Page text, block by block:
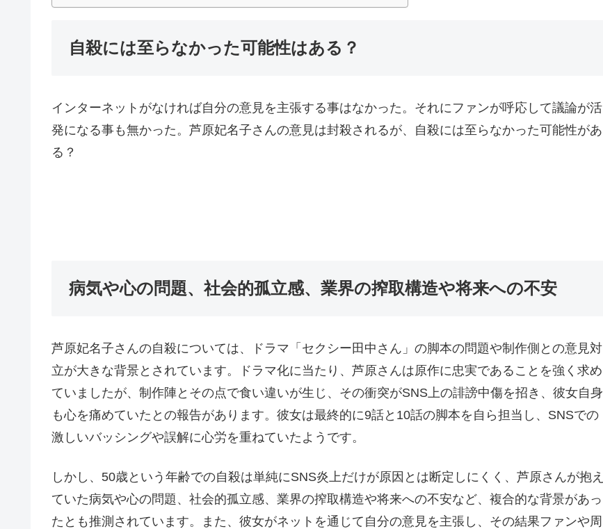
自殺には至らなかった可能性はある？
インターネットがなければ自分の意見を主張する事はなかった。それにファンが呼応して議論が活
発になる事も無かった。芦原妃名子さんの意見は封殺されるが、自殺には至らなかった可能性があ
る？
病気や心の問題、社会的孤立感、業界の搾取構造や将来への不安
芦原妃名子さんの自殺については、ドラマ「セクシー田中さん」の脚本の問題や制作側との意見対
立が大きな背景とされています。ドラマ化に当たり、芦原さんは原作に忠実であることを強く求め
ていましたが、制作陣とその点で食い違いが生じ、その衝突がSNS上の誹謗中傷を招き、彼女自身
も心を痛めていたとの報告があります。彼女は最終的に9話と10話の脚本を自ら担当し、SNSでの
激しいバッシングや誤解に心労を重ねていたようです。
しかし、50歳という年齢での自殺は単純にSNS炎上だけが原因とは断定しにくく、芦原さんが抱え
ていた病気や心の問題、社会的孤立感、業界の搾取構造や将来への不安など、複合的な背景があっ
たとも推測されています。また、彼女がネットを通じて自分の意見を主張し、その結果ファンや周